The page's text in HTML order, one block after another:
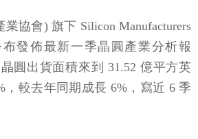
協會) 旗下 Silicon Manufacturers
布發佈最新一季晶圓產業分析報
圓出貨面積來到 31.52 億平方英
，較去年同期成長 6%，寫近 6 季